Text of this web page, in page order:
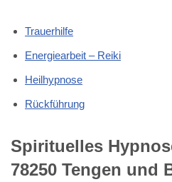
Trauerhilfe
Energiearbeit – Reiki
Heilhypnose
Rückführung
Spirituelles
78250 Tengen und